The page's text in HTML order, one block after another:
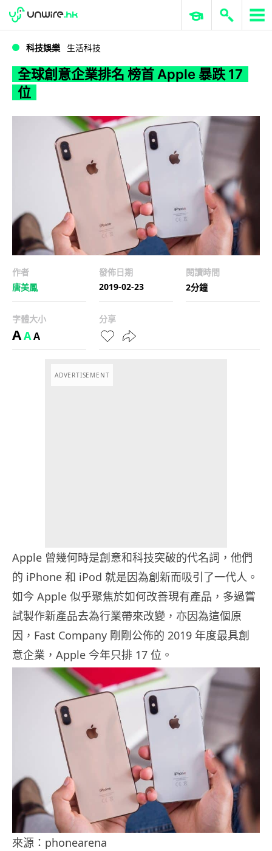
全球創意企業排名 榜首 Apple 暴跌 17 位
WWDC 2026 ERP 與商業 AI
科技娛樂 生活科技
全球創意企業排名 榜首 Apple 暴跌 17
位
作者
唐美鳳
發佈日期
2019-02-23
閱讀時間
2分鐘
字體大小
AAA
分享
ADVERTISEMENT
Apple 曾幾何時是創意和科技突破的代名詞，他們
的 iPhone 和 iPod 就是因為創新而吸引了一代人。
如今 Apple 似乎聚焦於如何改善現有產品，多過嘗
試製作新產品去為行業帶來改變，亦因為這個原
因，Fast Company 剛剛公佈的 2019 年度最具創
意企業，Apple 今年只排 17 位。
來源：phonearena